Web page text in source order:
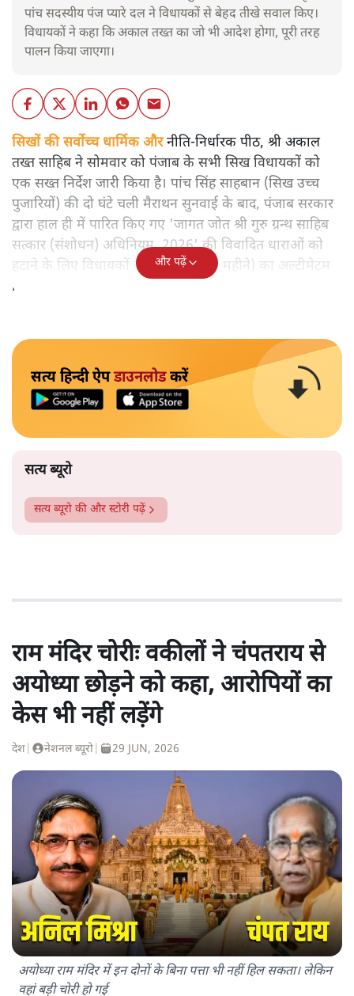
पांच सदस्यीय पंज प्यारे दल ने विधायकों से बेहद तीखे सवाल किए।
विधायकों ने कहा कि अकाल तख्त का जो भी आदेश होगा, पूरी तरह
पालन किया जाएगा।
सिखों की सर्वोच्च धार्मिक औरनीति-निर्धारक पीठ, श्री अकाल
तख्त साहिब ने सोमवार को पंजाब के सभी सिख विधायकों को
एक सख्त निर्देश जारी किया है। पांच सिंह साहबान (सिख उच्च
पुजारियों) की दो घंटे चली मैराथन सुनवाई के बाद, पंजाब सरकार
द्वारा हाल ही में पारित किए गए 'जागत जोत श्री गुरु ग्रन्थ साहिब
सत्कार (संशोधन) अधिनियम, 2026' की विवादित धाराओं को
हटाने के लिए विधायकों को 30 दिन (एक महीने) का अल्टीमेटम
दिया गया है।
और पढ़ें
सत्य हिन्दी ऐपडाउनलोडकरें
सत्य ब्यूरो
सत्य ब्यूरो की और स्टोरी पढ़ें
राम मंदिर चोरीः वकीलों ने चंपतराय से
अयोध्या छोड़ने को कहा, आरोपियों का
केस भी नहीं लड़ेंगे
देश नेशनल ब्यूरो 29 JUN, 2026
अयोध्या राम मंदिर में इन दोनों के बिना पत्ता भी नहीं हिल सकता। लेकिन
वहां बड़ी चोरी हो गई